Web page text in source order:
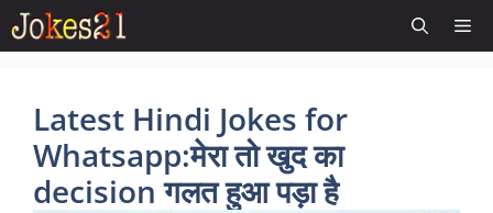
Skip
to
Latest Hindi Jokes for
Whatsapp:मेरा तो खुद का
decision गलत हुआ पड़ा है